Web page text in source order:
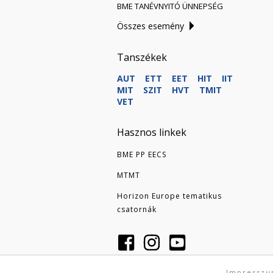
BME TANÉVNYITÓ ÜNNEPSÉG
Összes esemény
Tanszékek
AUT ETT EET HIT
IIT
MIT
SZIT HVT
TMIT
VET
Hasznos linkek
BME PP EECS
MTMT
Horizon Europe tematikus
csatornák